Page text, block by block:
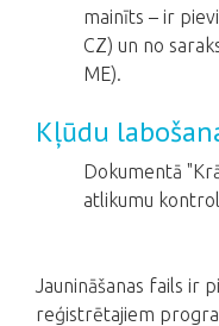
mainīts – ir
CZ) un no
ME).
Kļūdu
Dokumentā
atlikumu
Jaunināšanas fails ir
reģistrētajiem